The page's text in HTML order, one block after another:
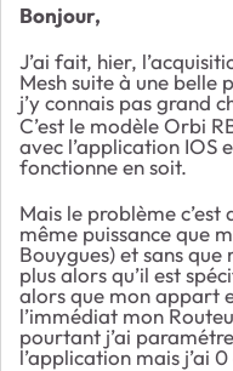
Bonjour,
J’ai fait, hier,
Mesh suite à une belle
j’y connais pas grand
C’est le modèle Orbi
avec l’application IOS
fonctionne en soit.
Mais le problème
même puissance que
Bouygues) et sans
plus alors qu’il est
alors que mon appart
l’immédiat mon
pourtant j’ai
l’application mais j’ai